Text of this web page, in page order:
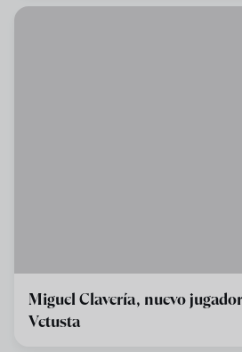
Miguel Clavería, nuevo
Vetusta